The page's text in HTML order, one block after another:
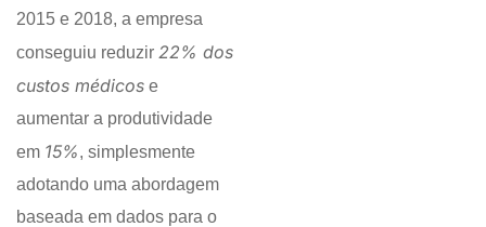
2015 e 2018, a empresa
conseguiu reduzir 22% dos
custos médicos e
aumentar a produtividade
em 15%, simplesmente
adotando uma abordagem
baseada em dados para o